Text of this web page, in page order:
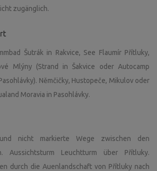
zugänglich.
Šutrák in Rakvice, See Flaumír Přítluky,
Mlýny (Strand in Šakvice oder Autocamp
Němčičky, Hustopeče, Mikulov oder
Moravia in Pasohlávky.
nicht markierte Wege zwischen den
Aussichtsturm Leuchtturm über Přítluky.
durch die Auenlandschaft von Přítluky nach